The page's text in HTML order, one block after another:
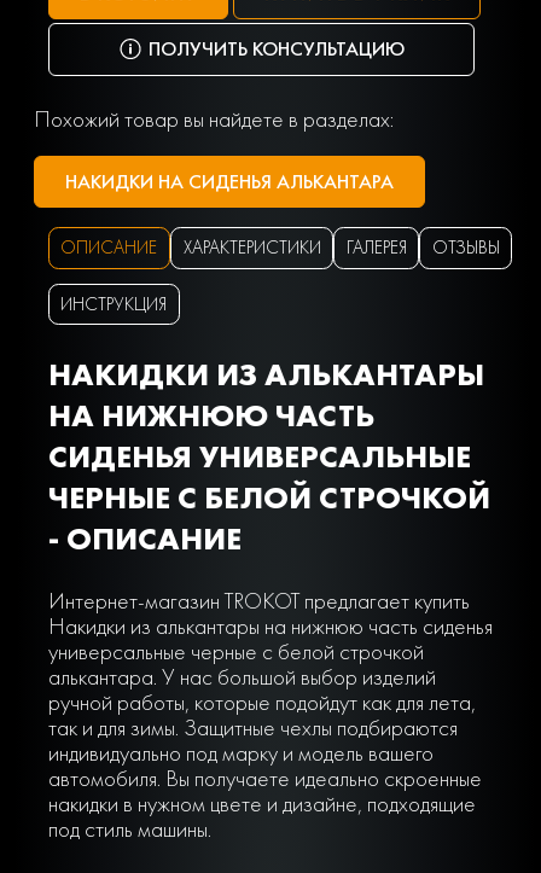
ПОЛУЧИТЬ КОНСУЛЬТАЦИЮ
Похожий товар вы найдете в разделах:
НАКИДКИ НА СИДЕНЬЯ АЛЬКАНТАРА
ОПИСАНИЕ ХАРАКТЕРИСТИКИ ГАЛЕРЕЯ ОТЗЫВЫ
ИНСТРУКЦИЯ
НАКИДКИ ИЗ АЛЬКАНТАРЫ
НА НИЖНЮЮ ЧАСТЬ
СИДЕНЬЯ УНИВЕРСАЛЬНЫЕ
ЧЕРНЫЕ С БЕЛОЙ СТРОЧКОЙ
- ОПИСАНИЕ
Интернет-магазин TROKOT предлагает купить
Накидки из алькантары на нижнюю часть сиденья
универсальные черные с белой строчкой
алькантара. У нас большой выбор изделий
ручной работы, которые подойдут как для лета,
так и для зимы. Защитные чехлы подбираются
индивидуально под марку и модель вашего
автомобиля. Вы получаете идеально скроенные
накидки в нужном цвете и дизайне, подходящие
под стиль машины.